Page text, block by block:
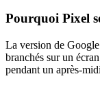
Pourquoi Pixel
La version de
branchés sur un
pendant un après-